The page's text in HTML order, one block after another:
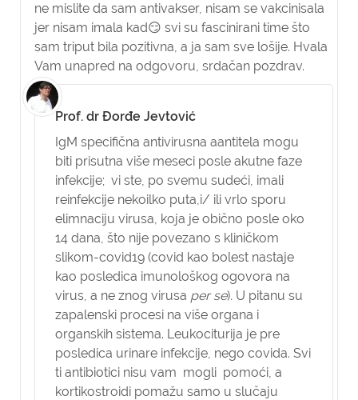
ne mislite da sam antivakser, nisam se vakcinisala
jer nisam imala kad😏 svi su fascinirani time što
sam triput bila pozitivna, a ja sam sve lošije. Hvala
Vam unapred na odgovoru, srdačan pozdrav.
Prof. dr Đorđe Jevtović
IgM specifična antivirusna aantitela mogu
biti prisutna više meseci posle akutne faze
infekcije; vi ste, po svemu sudeći, imali
reinfekcije nekoilko puta,i/ ili vrlo sporu
elimnaciju virusa, koja je obično posle oko
14 dana, što nije povezano s kliničkom
slikom-covid19 (covid kao bolest nastaje
kao posledica imunološkog ogovora na
virus, a ne znog virusa per se). U pitanu su
zapalenski procesi na više organa i
organskih sistema. Leukociturija je pre
posledica urinare infekcije, nego covida. Svi
ti antibiotici nisu vam mogli pomoći, a
kortikostroidi pomažu samo u slučaju